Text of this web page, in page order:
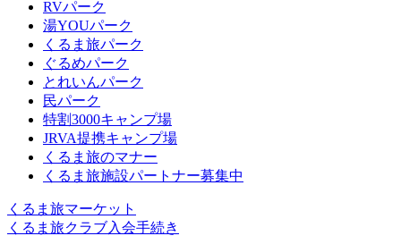
RVパーク
湯YOUパーク
くるま旅パーク
ぐるめパーク
とれいんパーク
民パーク
特割3000キャンプ場
JRVA提携キャンプ場
くるま旅のマナー
くるま旅施設パートナー募集中
くるま旅マーケット
くるま旅クラブ入会手続き